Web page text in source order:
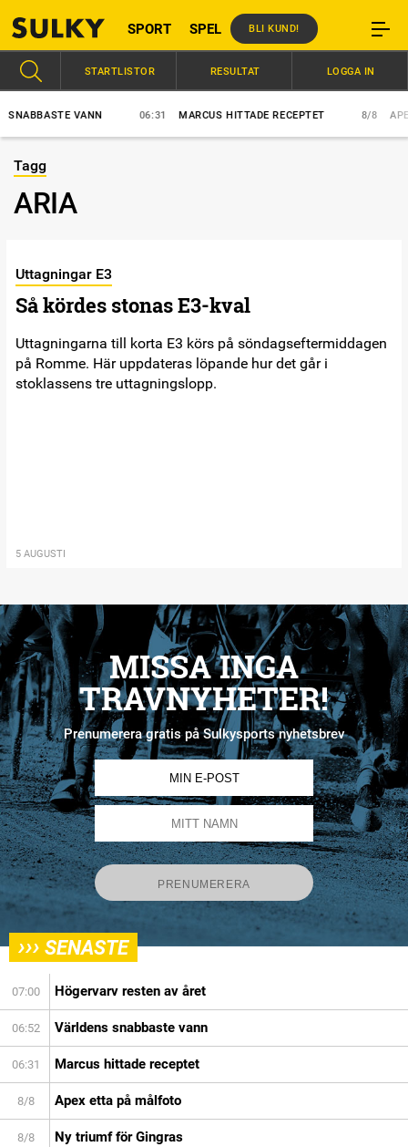
SPORT SPEL BLI KUND!
VANN 06:31 MARCUS HITTADE RECEPTET 8/8 APEX
STARTLISTOR RESULTAT LOGGA IN
Tagg
ARIA
Uttagningar E3
Så kördes stonas E3-kval
Uttagningarna till korta E3 körs på söndagseftermiddagen
på Romme. Här uppdateras löpande hur det går i
stoklassens tre uttagningslopp.
5 AUGUSTI
MISSA INGA
TRAVNYHETER!
Prenumerera gratis på Sulkysports nyhetsbrev
››› SENASTE
07:00 Högervarv resten av året
06:52 Världens snabbaste vann
06:31 Marcus hittade receptet
8/8 Apex etta på målfoto
8/8 Ny triumf för Gingras